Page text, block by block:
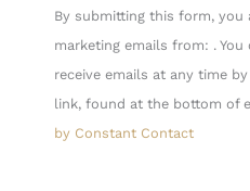
Constant
Contact
Use.
Please
leave
By submitting this form, you
marketing emails from: .
receive emails at any time
link, found at the bottom of
by Constant Contact